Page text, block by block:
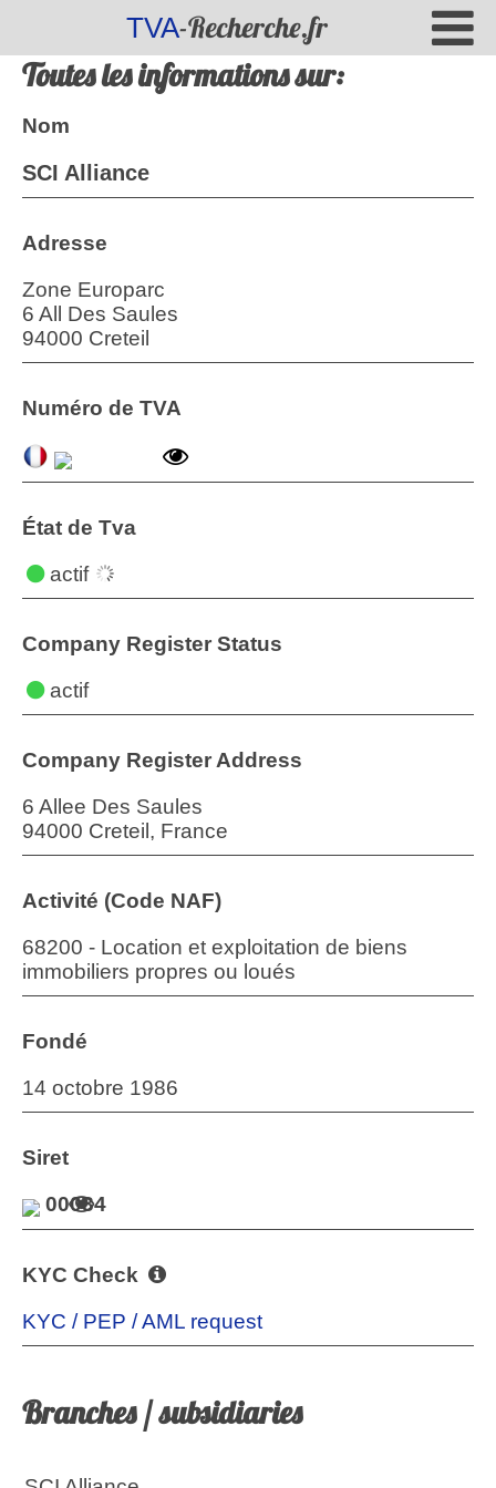
TVA-Recherche.fr
Toutes les informations sur:
Nom
SCI Alliance
Adresse
Zone Europarc
6 All Des Saules
94000 Creteil
Numéro de TVA
État de Tva
actif
Company Register Status
actif
Company Register Address
6 Allee Des Saules
94000 Creteil, France
Activité (Code NAF)
68200 - Location et exploitation de biens
immobiliers propres ou loués
Fondé
14 octobre 1986
Siret
00034
KYC Check
KYC / PEP / AML request
Branches / subsidiaries